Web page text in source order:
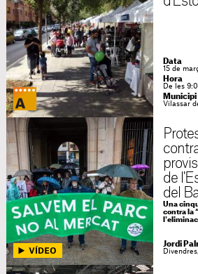
Data
15 de
Hora
De les
Municipi
Vilassar
de
del
Una
contra la
Jordi